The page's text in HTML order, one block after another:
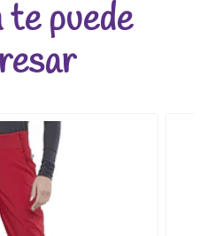
te puede